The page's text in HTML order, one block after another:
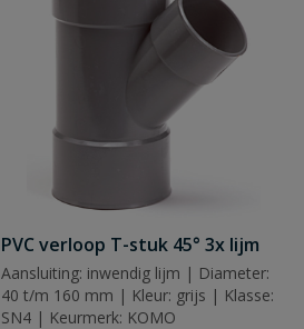
PVC verloop T-stuk 45° 3x lijm
Aansluiting: inwendig lijm | Diameter:
40 t/m 160 mm | Kleur: grijs | Klasse:
SN4 | Keurmerk: KOMO